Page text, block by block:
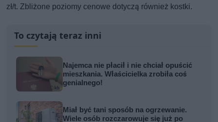
zł/t. Zbliżone poziomy cenowe dotyczą również kostki.
To czytają teraz inni
Najemca nie płacił i nie chciał opuścić
mieszkania. Właścicielka zrobiła coś
genialnego!
Miał być tani sposób na ogrzewanie.
Wiele osób rozczarowuje się już po